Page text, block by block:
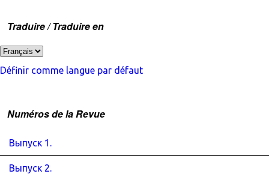
Traduire / Traduire en
Définir comme langue par défaut
Numéros de la Revue
Выпуск 1.
Выпуск 2.